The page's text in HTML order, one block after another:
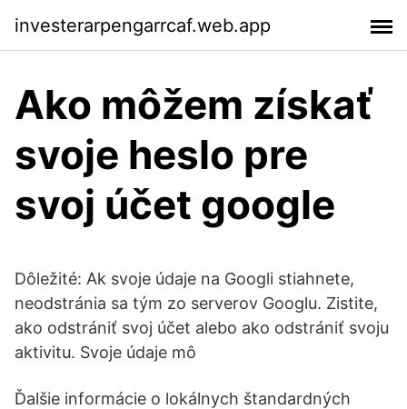
investerarpengarrcaf.web.app
Ako môžem získať
svoje heslo pre
svoj účet google
Dôležité: Ak svoje údaje na Googli stiahnete,
neodstránia sa tým zo serverov Googlu. Zistite,
ako odstrániť svoj účet alebo ako odstrániť svoju
aktivitu. Svoje údaje mô
Ďalšie informácie o lokálnych štandardných